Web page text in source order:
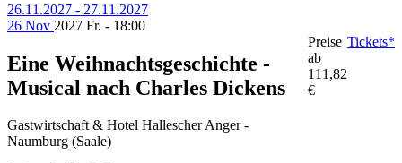
26.11.2027 - 27.11.2027
26 Nov 2027 Fr. - 18:00
Eine Weihnachtsgeschichte -
Musical nach Charles Dickens
Gastwirtschaft & Hotel Hallescher Anger -
Naumburg (Saale)
Preise
ab
111,82
€
Tickets*